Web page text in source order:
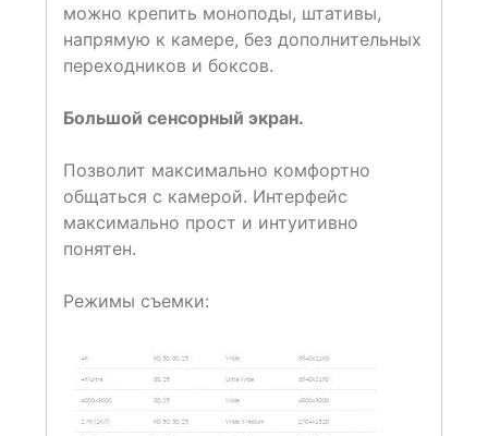
можно крепить моноподы, штативы,
напрямую к камере, без дополнительных
переходников и боксов.
Большой сенсорный экран.
Позволит максимально комфортно
общаться с камерой. Интерфейс
максимально прост и интуитивно
понятен.
Режимы съемки: